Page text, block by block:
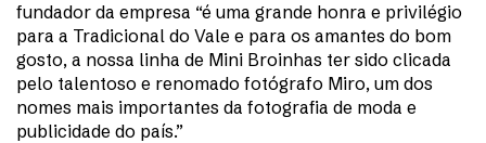
fundador da empresa “é uma grande honra e privilégio
para a Tradicional do Vale e para os amantes do bom
gosto, a nossa linha de Mini Broinhas ter sido clicada
pelo talentoso e renomado fotógrafo Miro, um dos
nomes mais importantes da fotografia de moda e
publicidade do país.”